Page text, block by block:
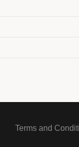
Terms and